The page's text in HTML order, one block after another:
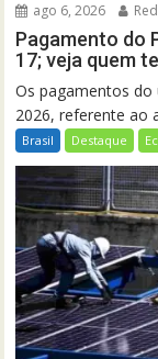
ago 6, 2026
Pagamento do
17; veja quem
Os pagamentos
2026, referente ao
Brasil Destaque